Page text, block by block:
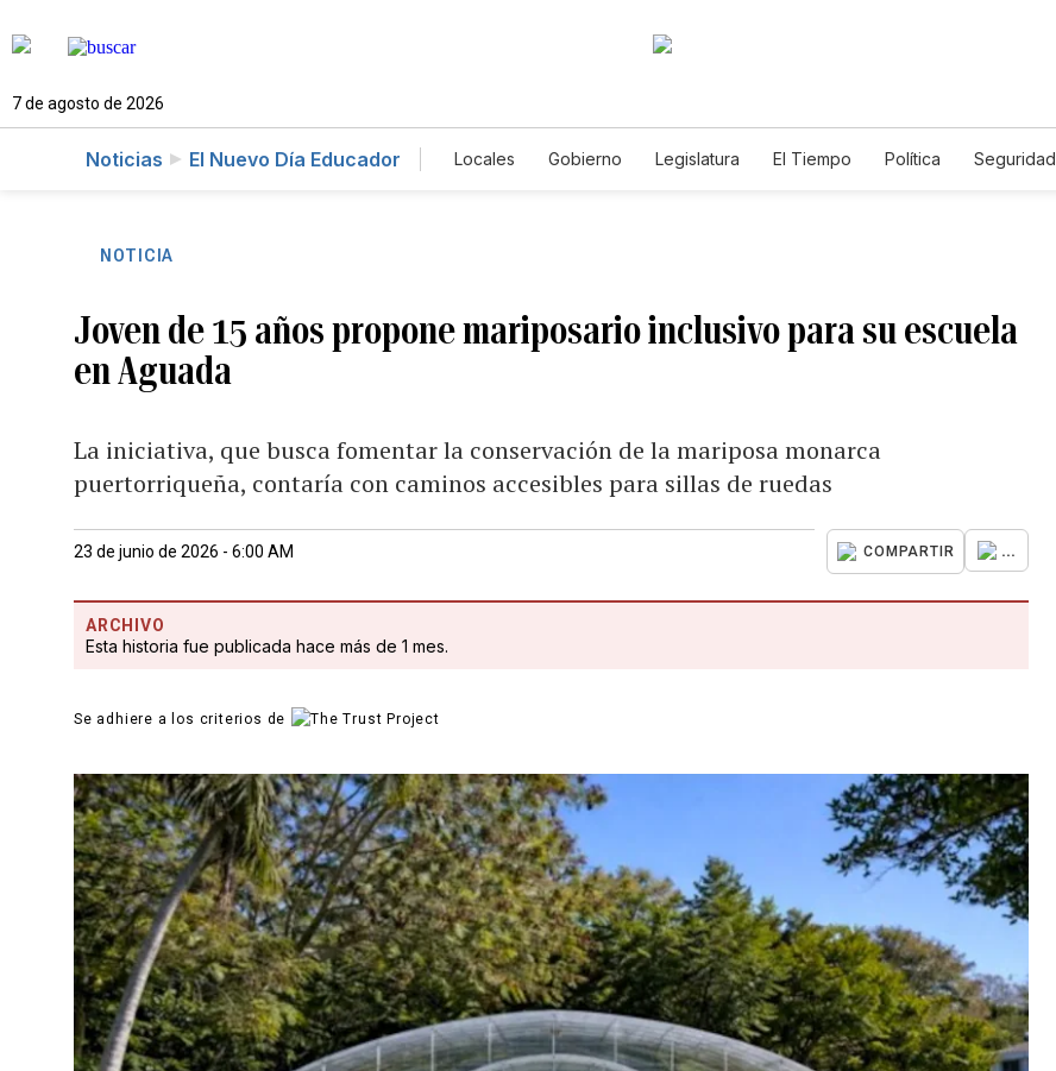
7 de agosto de 2026
Noticias El Nuevo Día Educador Locales Gobierno Legislatura El Tiempo Política Seguridad
NOTICIA
Joven de 15 años propone mariposario inclusivo para su escuela
en Aguada
La iniciativa, que busca fomentar la conservación de la mariposa monarca
puertorriqueña, contaría con caminos accesibles para sillas de ruedas
23 de junio de 2026 - 6:00 AM COMPARTIR ...
ARCHIVO
Esta historia fue publicada hace más de 1 mes.
Se adhiere a los criterios de